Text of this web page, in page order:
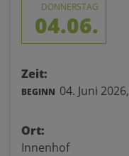
DONNERSTAG
04.06.
Zeit:
BEGINN 04. Juni 2026,
Ort:
Innenhof